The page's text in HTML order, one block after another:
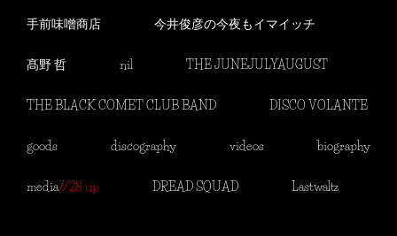
手前味噌商店 今井俊彦の今夜もイマイッチ
髙野 哲 nil THE JUNEJULYAUGUST
THE BLACK COMET CLUB BAND DISCO VOLANTE
goods discography videos biography
media7/28 up DREAD SQUAD Lastwaltz